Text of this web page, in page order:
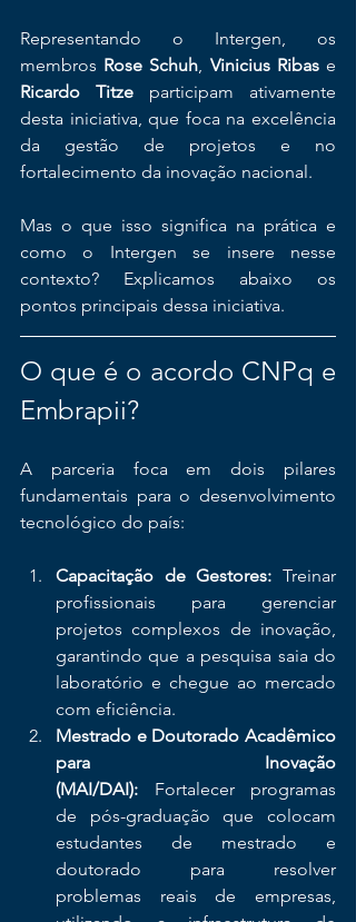
Representando o Intergen, os
membros Rose Schuh, Vinicius Ribas
Ricardo Titze participam ativamente
desta iniciativa, que foca na excelência
da gestão de projetos e no
fortalecimento da inovação nacional.
Mas o que isso significa na prática e
como o Intergen se insere nesse
contexto? Explicamos abaixo os
pontos principais dessa iniciativa.
O que é o acordo CNPq e
Embrapii?
A parceria foca em dois pilares
fundamentais para o desenvolvimento
tecnológico do país:
Capacitação de Gestores: Treinar
profissionais para gerenciar
projetos complexos de inovação,
garantindo que a pesquisa saia do
laboratório e chegue ao mercado
com eficiência.
Mestrado e Doutorado Acadêmico
para Inovação
(MAI/DAI): Fortalecer programas
de pós-graduação que colocam
estudantes de mestrado e
doutorado para resolver
problemas reais de empresas,